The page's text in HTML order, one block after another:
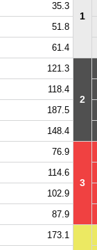
1
35.3
51.8
61.4
121.3
2
118.4
187.5
148.4
76.9
3
114.6
102.9
87.9
173.1